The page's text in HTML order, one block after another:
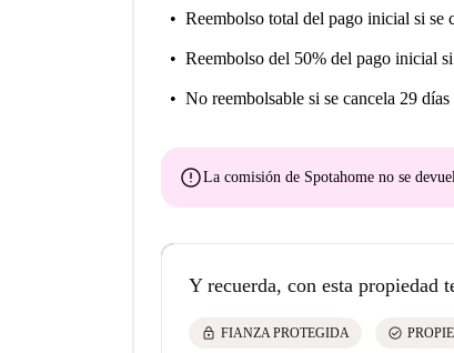
Reembolso total del pago inicial si se
Reembolso del 50% del pago inicial
No reembolsable si se cancela 29
errorLa comisión de Spotahome no se
Y recuerda, con esta propiedad
lock FIANZA PROTEGIDA check_circle